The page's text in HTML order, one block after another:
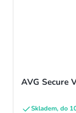
AVG Secure
Skladem, do